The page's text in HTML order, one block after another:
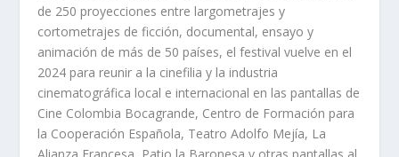
de 250 proyecciones entre largometrajes y
cortometrajes de ficción, documental, ensayo y
animación de más de 50 países, el festival vuelve en el
2024 para reunir a la cinefilia y la industria
cinematográfica local e internacional en las pantallas de
Cine Colombia Bocagrande, Centro de Formación para
la Cooperación Española, Teatro Adolfo Mejía, La